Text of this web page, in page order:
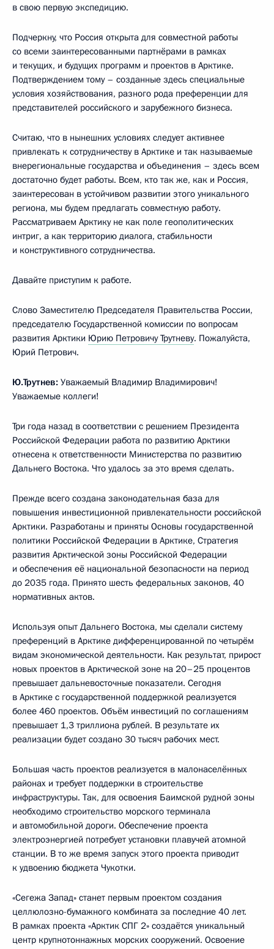
в свою первую экспедицию.
Подчеркну, что Россия открыта для совместной работы
со всеми заинтересованными партнёрами в рамках
и текущих, и будущих программ и проектов в Арктике.
Подтверждением тому – созданные здесь специальные
условия хозяйствования, разного рода преференции для
представителей российского и зарубежного бизнеса.
Считаю, что в нынешних условиях следует активнее
привлекать к сотрудничеству в Арктике и так называемые
внерегиональные государства и объединения – здесь всем
достаточно будет работы. Всем, кто так же, как и Россия,
заинтересован в устойчивом развитии этого уникального
региона, мы будем предлагать совместную работу.
Рассматриваем Арктику не как поле геополитических
интриг, а как территорию диалога, стабильности
и конструктивного сотрудничества.
Давайте приступим к работе.
Слово Заместителю Председателя Правительства России,
председателю Государственной комиссии по вопросам
развития Арктики Юрию Петровичу Трутневу. Пожалуйста,
Юрий Петрович.
Ю.Трутнев: Уважаемый Владимир Владимирович!
Уважаемые коллеги!
Три года назад в соответствии с решением Президента
Российской Федерации работа по развитию Арктики
отнесена к ответственности Министерства по развитию
Дальнего Востока. Что удалось за это время сделать.
Прежде всего создана законодательная база для
повышения инвестиционной привлекательности российской
Арктики. Разработаны и приняты Основы государственной
политики Российской Федерации в Арктике, Стратегия
развития Арктической зоны Российской Федерации
и обеспечения её национальной безопасности на период
до 2035 года. Принято шесть федеральных законов, 40
нормативных актов.
Используя опыт Дальнего Востока, мы сделали систему
преференций в Арктике дифференцированной по четырём
видам экономической деятельности. Как результат, прирост
новых проектов в Арктической зоне на 20–25 процентов
превышает дальневосточные показатели. Сегодня
в Арктике с государственной поддержкой реализуется
более 460 проектов. Объём инвестиций по соглашениям
превышает 1,3 триллиона рублей. В результате их
реализации будет создано 30 тысяч рабочих мест.
Большая часть проектов реализуется в малонаселённых
районах и требует поддержки в строительстве
инфраструктуры. Так, для освоения Баимской рудной зоны
необходимо строительство морского терминала
и автомобильной дороги. Обеспечение проекта
электроэнергией потребует установки плавучей атомной
станции. В то же время запуск этого проекта приводит
к удвоению бюджета Чукотки.
«Сегежа Запад» станет первым проектом создания
целлюлозно-бумажного комбината за последние 40 лет.
В рамках проекта «Арктик СПГ 2» создаётся уникальный
центр крупнотоннажных морских сооружений. Освоение